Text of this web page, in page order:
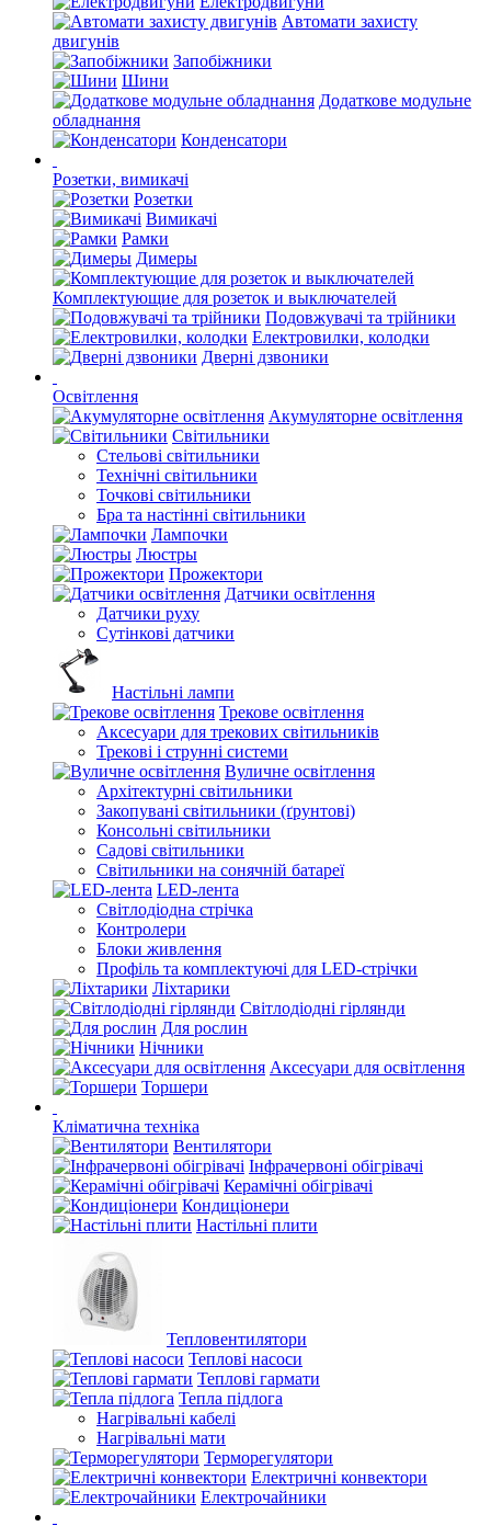
Автомати захисту
двигунів
Запобіжники
Шини
Додаткове модульне
обладнання
Конденсатори
Розетки, вимикачі
Розетки
Вимикачі
Рамки
Димеры
Комплектующие для розеток и выключателей
Подовжувачі та трійники
Електровилки, колодки
Дверні дзвоники
Освітлення
Акумуляторне освітлення
Світильники
Стельові світильники
Технічні світильники
Точкові світильники
Бра та настінні світильники
Лампочки
Люстры
Прожектори
Датчики освітлення
Датчики руху
Сутінкові датчики
Настільні лампи
Трекове освітлення
Аксесуари для трекових світильників
Трекові і струнні системи
Вуличне освітлення
Архітектурні світильники
Закопувані світильники (ґрунтові)
Консольні світильники
Садові світильники
Світильники на сонячній батареї
LED-лента
Світлодіодна стрічка
Контролери
Блоки живлення
Профіль та комплектуючі для LED-стрічки
Ліхтарики
Світлодіодні гірлянди
Для рослин
Нічники
Аксесуари для освітлення
Торшери
Кліматична техніка
Вентилятори
Інфрачервоні обігрівачі
Керамічні обігрівачі
Кондиціонери
Настільні плити
Тепловентилятори
Теплові насоси
Теплові гармати
Тепла підлога
Нагрівальні кабелі
Нагрівальні мати
Терморегулятори
Електричні конвектори
Електрочайники